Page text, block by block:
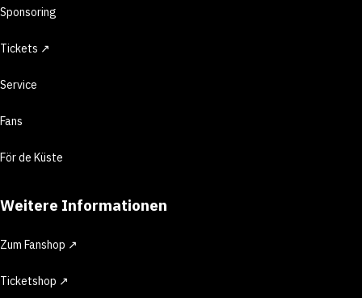
Sponsoring
Tickets ↗
Service
Fans
För de Küste
Weitere Informationen
Zum Fanshop ↗
Ticketshop ↗